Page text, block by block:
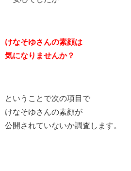
けなそゆさんの素顔は
気になりませんか？
ということで次の項目で
けなそゆさんの素顔が
公開されていないか調査します。